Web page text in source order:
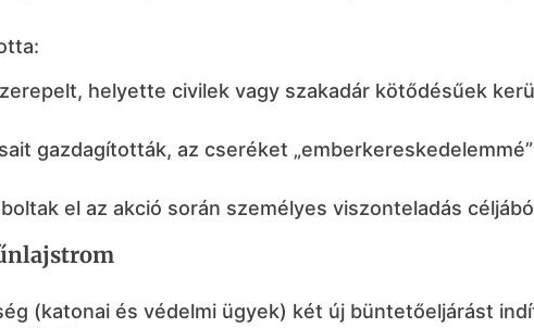
helyette civilek vagy szakadár kötődésűek
gazdagították, az cseréket „emberkereskedelemmé”
el az akció során személyes viszonteladás
(katonai és védelmi ügyek) két új büntetőeljárást